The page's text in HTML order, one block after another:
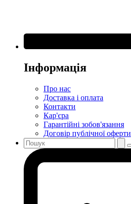
Інформація
Про нас
Доставка і оплата
Контакти
Кар'єра
Гарантійні зобов'язання
Договір публічної оферти